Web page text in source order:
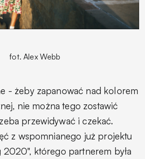
fot. Alex Webb
- żeby zapanować nad kolorem
nie można tego zostawić
przewidywać i czekać.
z wspomnianego już projektu
którego partnerem była